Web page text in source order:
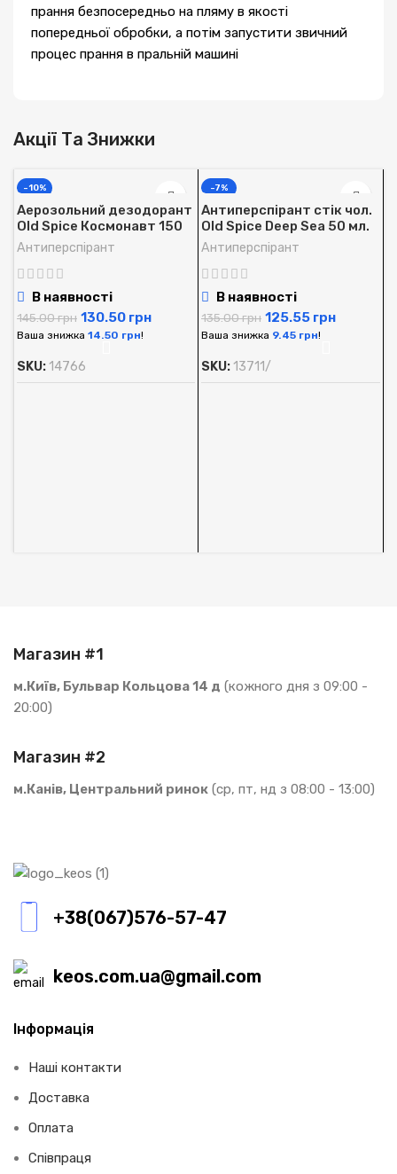
прання безпосередньо на пляму в якості
попередньої обробки, а потім запустити звичний
процес прання в пральній машині
Акції Та Знижки
-10%
Аерозольний дезодорант
Old Spice Космонавт 150
мл.
Антиперспірант
В наявності
145.00грн 130.50 грн
Ваша знижка 14.50 грн!
SKU: 14766
-7%
Антиперспірант стік чол.
Old Spice Deep Sea 50 мл.
Антиперспірант
В наявності
135.00грн 125.55 грн
Ваша знижка 9.45 грн!
SKU: 13711/
Магазин #1
м.Київ, Бульвар Кольцова 14 д (кожного дня з 09:00 -
20:00)
Магазин #2
м.Канів, Центральний ринок (ср, пт, нд з 08:00 - 13:00)
+38(067)576-57-47
keos.com.ua@gmail.com
Інформація
Наші контакти
Доставка
Оплата
Співпраця